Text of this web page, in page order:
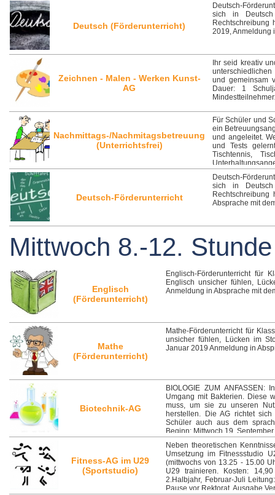
Deutsch (Förderunterricht)
Deutsch-
sich in
Rechtschreibung
2019, Anmeldung
Zeichnen - Malen - Werken Kunst-
AG
Ihr seid kreativ
und gemeinsam
Dauer: 1
Nachmittags-/Nachmitagsbetreuung
(Unterrichtsfrei)
Für Schüler und
ein
und angeleitet.
und Tests
Tischtennis,
Kornaker Die
September 2018
Deutsch-Förderunterricht
Deutsch-
sich in
Rechtschreibung
Absprache mit
Mittwoch 8.-12. Stunde
Englisch
(Förderunterricht)
Englisch-Förderunterricht für
Englisch unsicher fühlen,
Anmeldung in Absprache mit
Mathe
(Förderunterricht)
Mathe-Förderunterricht für
unsicher fühlen, Lücken im
Januar 2019 Anmeldung in
Biotechnik-AG
BIOLOGIE ZUM
Umgang mit Bakterien. Diese
muss, um sie zu unseren
herstellen. Die AG richtet
Schüler auch aus dem
Beginn: Mittwoch 19. September
Fitness-AG im U29
(Sportstudio)
Neben theoretischen
Umsetzung im Fitnessstudio
(mittwochs von 13.25 - 15.00
U29 trainieren. Kosten:
2.Halbjahr, Februar-Juli
Pause vor Rektorat, Ausgabe